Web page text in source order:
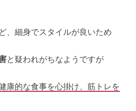
、細身でスタイルが良いため
と疑われがちなようですが
康的な食事を心掛け、筋トレを